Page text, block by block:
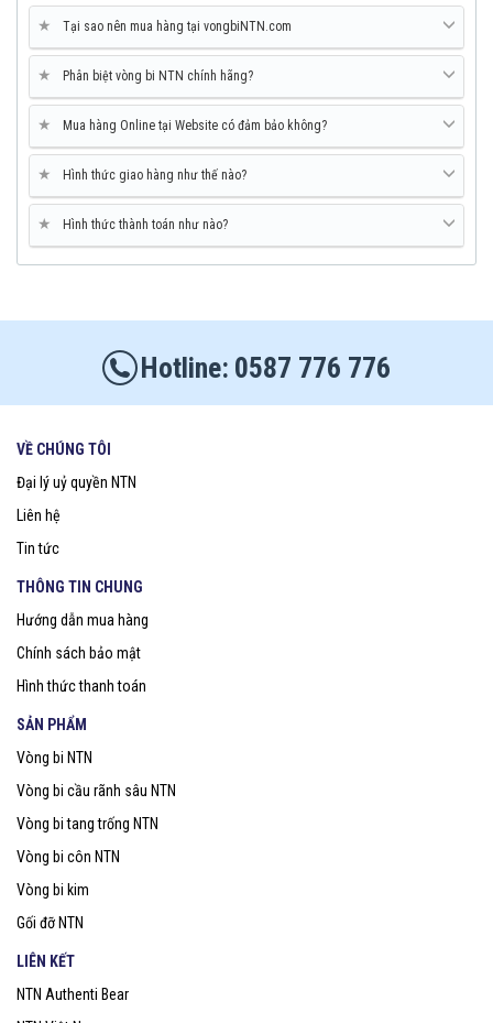
★ Tại sao nên mua hàng tại vongbiNTN.com
★ Phân biệt vòng bi NTN chính hãng?
★ Mua hàng Online tại Website có đảm bảo không?
★ Hình thức giao hàng như thế nào?
★ Hình thức thành toán như nào?
0587 776 776
VỀ CHÚNG TÔI
Đại lý uỷ quyền NTN
Liên hệ
Tin tức
THÔNG TIN CHUNG
Hướng dẫn mua hàng
Chính sách bảo mật
Hình thức thanh toán
SẢN PHẨM
Vòng bi NTN
Vòng bi cầu rãnh sâu NTN
Vòng bi tang trống NTN
Vòng bi côn NTN
Vòng bi kim
Gối đỡ NTN
LIÊN KẾT
NTN Authenti Bear